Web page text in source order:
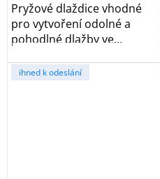
Pryžové dlaždice vhodné
pro vytvoření odolné a
pohodlné dlažby ve
ihned k odeslání